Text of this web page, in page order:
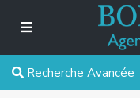
Recherche Avancée